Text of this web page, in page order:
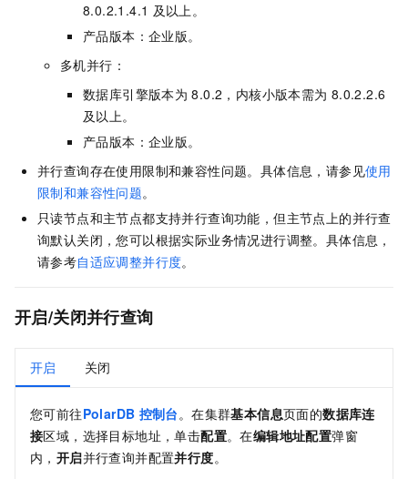
8.0.2.1.4.1 及以上。
产品版本：企业版。
多机并行：
数据库引擎版本为 8.0.2，内核小版本需为 8.0.2.2.6
及以上。
产品版本：企业版。
并行查询存在使用限制和兼容性问题。具体信息，请参见使用
限制和兼容性问题。
只读节点和主节点都支持并行查询功能，但主节点上的并行查
询默认关闭，您可以根据实际业务情况进行调整。具体信息，
请参考自适应调整并行度。
开启/关闭并行查询
开启 关闭
您可前往PolarDB 控制台。在集群基本信息页面的数据库连
接区域，选择目标地址，单击配置。在编辑地址配置弹窗
内， 开启并行查询并配置并行度。